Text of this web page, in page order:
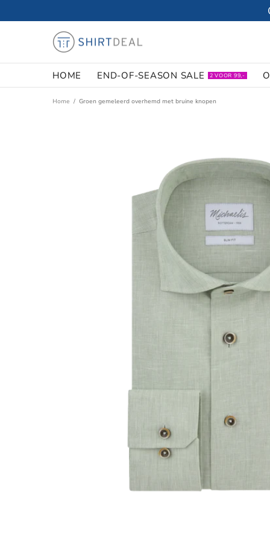
HOME END-OF-SEASON SALE 2 VOOR 99,-
Home Groen gemeleerd overhemd met bruine knopen